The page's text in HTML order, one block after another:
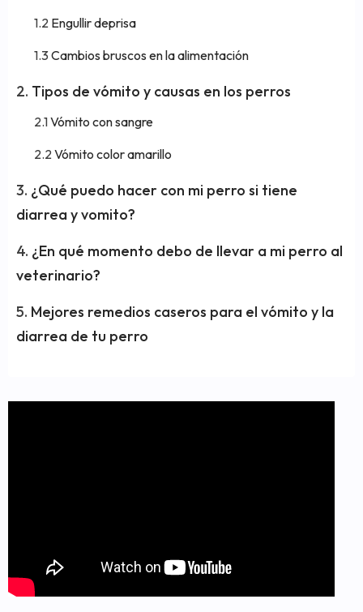
Engullir deprisa
Cambios bruscos en la alimentación
Tipos de vómito y causas en los perros
Vómito con sangre
Vómito color amarillo
¿Qué puedo hacer con mi perro si tiene
diarrea y vomito?
¿En qué momento debo de llevar a mi perro al
veterinario?
Mejores remedios caseros para el vómito y la
diarrea de tu perro